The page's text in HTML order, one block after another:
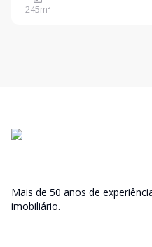
todas com closet, 2 salas,
245m²
Mais de 50 anos de
imobiliário.